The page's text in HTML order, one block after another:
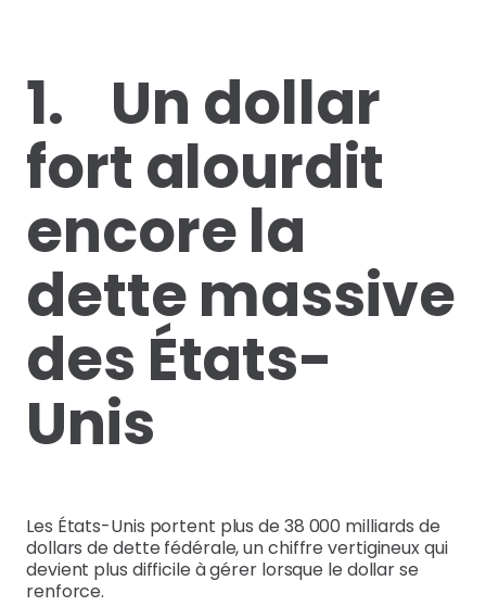
1. Un dollar
fort alourdit
encore la
dette massive
des États-
Unis
Les États-Unis portent plus de 38 000 milliards de
dollars de dette fédérale, un chiffre vertigineux qui
devient plus difficile à gérer lorsque le dollar se
renforce.